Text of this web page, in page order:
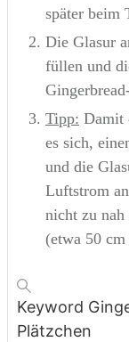
später beim
Die Glasur
füllen und
Tipp: Damit
es sich,
und die
Luftstrom
nicht zu nah
(etwa 50 cm
Keyword
Plätzchen